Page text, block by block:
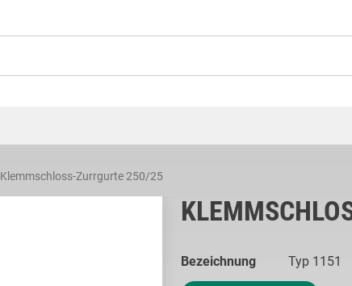
Klemmschloss-Zurrgurte 250/25
Bezeichnung Typ 1151